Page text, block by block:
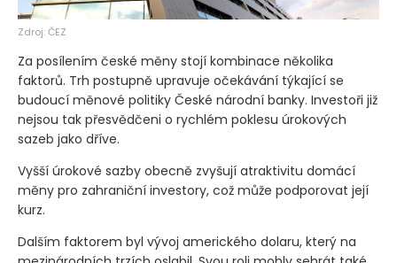
Zdroj: ČEZ
Za posílením české měny stojí kombinace několika
faktorů. Trh postupně upravuje očekávání týkající se
budoucí měnové politiky České národní banky. Investoři již
nejsou tak přesvědčeni o rychlém poklesu úrokových
sazeb jako dříve.
Vyšší úrokové sazby obecně zvyšují atraktivitu domácí
kurz.